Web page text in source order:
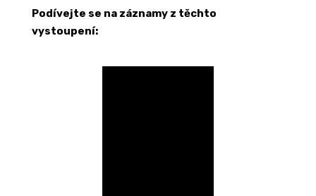
Podívejte se na záznamy z těchto
vystoupení: